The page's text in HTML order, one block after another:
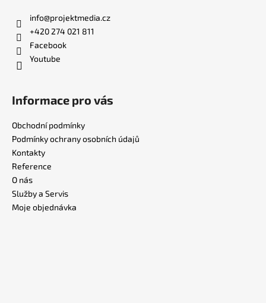
info@projektmedia.cz
+420 274 021 811
Facebook
Youtube
Informace pro vás
Obchodní podmínky
Podmínky ochrany osobních údajů
Kontakty
Reference
O nás
Služby a Servis
Moje objednávka